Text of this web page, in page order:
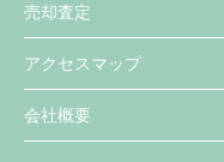
売却査定
アクセスマップ
会社概要